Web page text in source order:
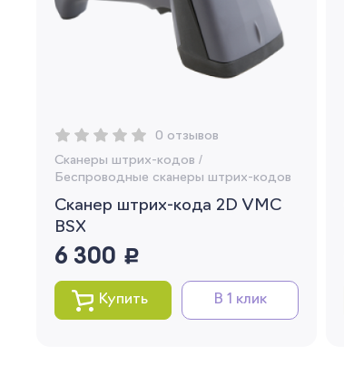
0 отзывов
Сканеры штрих-кодов /
Беспроводные сканеры штрих-кодов
Сканер штрих-кода 2D VMC
BSX
6 300 руб.
Купить В 1 клик